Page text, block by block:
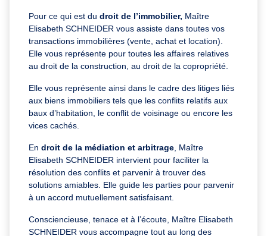
Pour ce qui est du droit de l’immobilier, Maître
Elisabeth SCHNEIDER vous assiste dans toutes vos
transactions immobilières (vente, achat et location).
Elle vous représente pour toutes les affaires relatives
au droit de la construction, au droit de la copropriété.
Elle vous représente ainsi dans le cadre des litiges liés
aux biens immobiliers tels que les conflits relatifs aux
baux d’habitation, le conflit de voisinage ou encore les
vices cachés.
En droit de la médiation et arbitrage , Maître
Elisabeth SCHNEIDER intervient pour faciliter la
résolution des conflits et parvenir à trouver des
solutions amiables. Elle guide les parties pour parvenir
à un accord mutuellement satisfaisant.
Consciencieuse, tenace et à l’écoute, Maître Elisabeth
SCHNEIDER vous accompagne tout au long des